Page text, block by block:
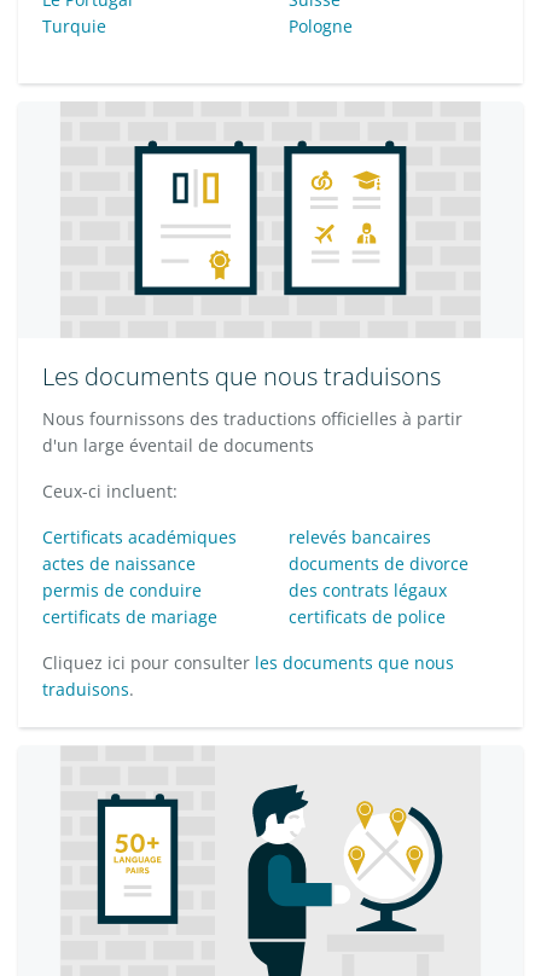
Turquie
Pologne
Les documents que nous traduisons
Nous fournissons des traductions officielles à partir
d'un large éventail de documents
Ceux-ci incluent:
Certificats académiques
relevés bancaires
actes de naissance
documents de divorce
permis de conduire
des contrats légaux
certificats de mariage
certificats de police
Cliquez ici pour consulter les documents que nous
traduisons.